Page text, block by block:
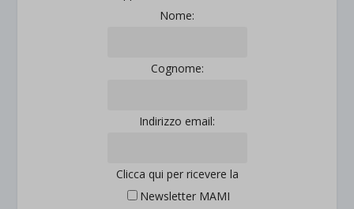
Nome:
Cognome:
Indirizzo email:
Clicca qui per ricevere la
Newsletter MAMI